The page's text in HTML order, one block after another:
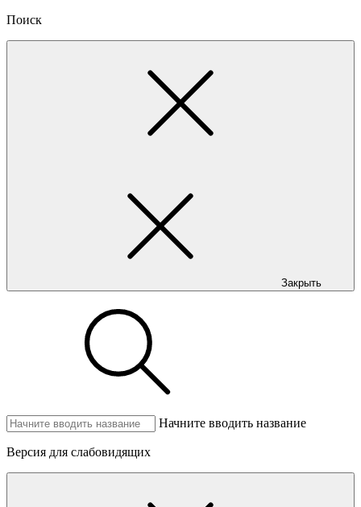
Поиск
Закрыть
Начните вводить название
Версия для слабовидящих